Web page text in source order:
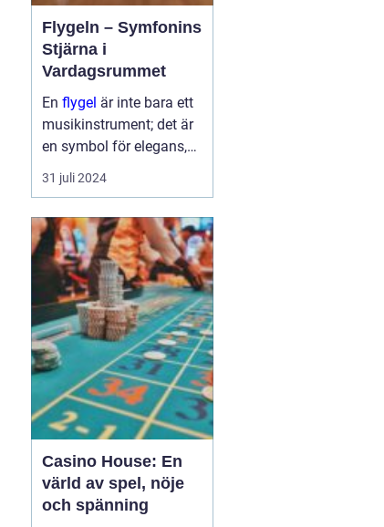
Flygeln – Symfonins
Stjärna i
Vardagsrummet
En flygel är inte bara ett
musikinstrument; det är
en symbol för elegans,
kulturelt arv och passion
för musik. Det
instrumentet har
f&oum...
31 juli 2024
Casino House: En
värld av spel, nöje
och spänning